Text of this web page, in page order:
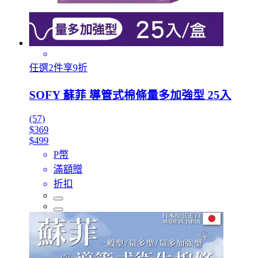
任選2件享9折
SOFY 蘇菲 導管式棉條量多加強型 25入
(57)
$369
$499
P幣
滿額贈
折扣